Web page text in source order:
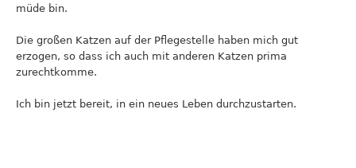
müde bin.
Die großen Katzen auf der Pflegestelle haben mich gut
erzogen, so dass ich auch mit anderen Katzen prima
zurechtkomme.
Ich bin jetzt bereit, in ein neues Leben durchzustarten.